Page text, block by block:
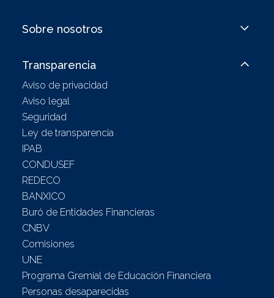
Sobre nosotros
Transparencia
Aviso de privacidad
Aviso legal
Seguridad
Ley de transparencia
IPAB
CONDUSEF
REDECO
BANXICO
Buró de Entidades Financieras
CNBV
Comisiones
UNE
Programa Gremial de Educación Financiera
Personas desaparecidas